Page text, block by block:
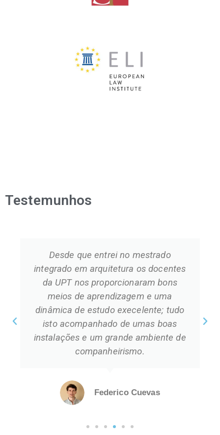
Testemunhos
A UPT acaba por complementar esta
jornada, seja pelas infraestruturas,
pelos docentes e a relação com os
alunos, seja pelos serviços que
disponibiliza, como também o
ambiente acolhedor e integrador, e
ainda pela capacidade de manter vivas
as tradições académicas.
Maria Inês Pedro